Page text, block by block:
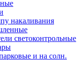
накаливания
светоконтрольные
и на солн.